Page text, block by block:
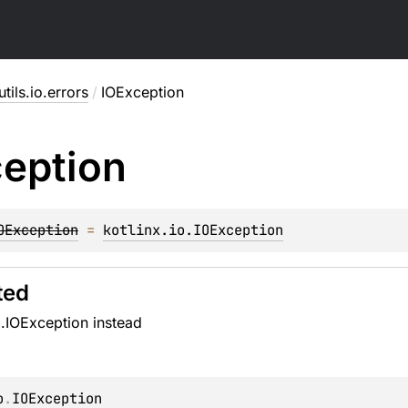
/ IOException
= kotlinx.io.IOException
instead
.IOException